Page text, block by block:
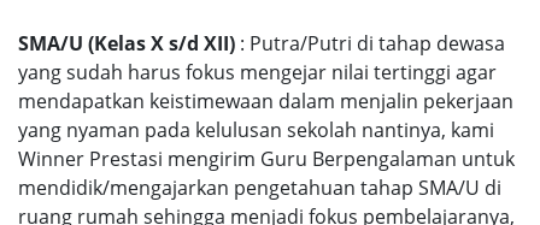
SMA/U (Kelas X s/d XII) : Putra/Putri di tahap dewasa
yang sudah harus fokus mengejar nilai tertinggi agar
mendapatkan keistimewaan dalam menjalin pekerjaan
yang nyaman pada kelulusan sekolah nantinya, kami
Winner Prestasi mengirim Guru Berpengalaman untuk
mendidik/mengajarkan pengetahuan tahap SMA/U di
ruang rumah sehingga menjadi fokus pembelajaranya,